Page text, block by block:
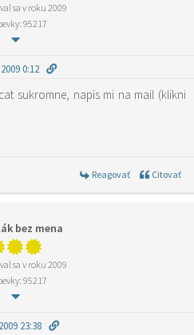
sa v roku 2009
95217
0:12
sukromne, napis mi na mail (klikni
Reagovať Citovať
bez mena
sa v roku 2009
95217
23:38